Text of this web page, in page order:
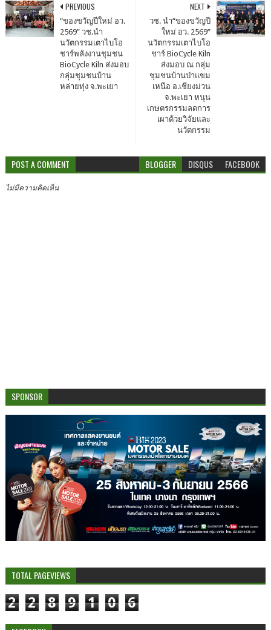
NEXT
วช. นำ“ของขวัญปี
ใหม่ อว. 2569”
นวัตกรรมเตาไบโอ
ชาร์ BioCycle Kiln
ส่งมอบ ณ กลุ่ม
ชุมชนบ้านป่าแขม
เหนือ อ.เชียงม่วน
จ.พะเยา หนุน
เกษตรกรรมลดการ
เผาด้วยวิจัยและ
นวัตกรรม
PREVIOUS
“ของขวัญปีใหม่ อว.
2569” วช.นำ
นวัตกรรมเตาไบโอ
ชาร์พลังงานชุมชน
BioCycle Kiln ส่งมอบ
กลุ่มชุมชนบ้าน
หล่ายทุ่ง จ.พะเยา
POST A COMMENT BLOGGER DISQUS FACEBOOK
ไม่มีความคิดเห็น
SPONSOR
TOTAL PAGEVIEWS
2 2 8 9 1 0 6